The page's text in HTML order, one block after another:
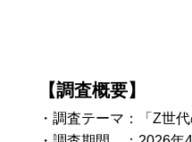
【調査概要】
・調査テーマ：「Z世